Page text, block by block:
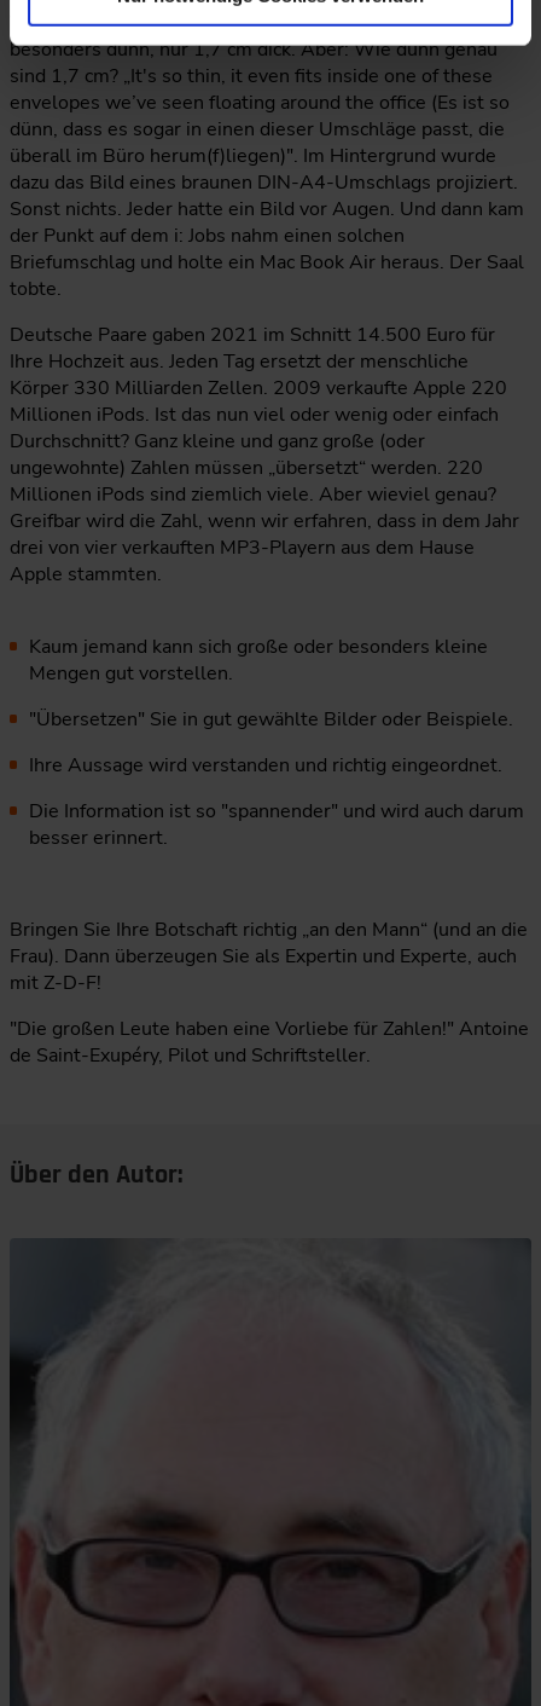
Vorstellung des ersten Mac Book Air. Das "Air" war
besonders dünn, nur 1,7 cm dick. Aber: Wie dünn genau
sind 1,7 cm? „It's so thin, it even fits inside one of these
envelopes we’ve seen floating around the office (Es ist so
dünn, dass es sogar in einen dieser Umschläge passt, die
überall im Büro herum(f)liegen)". Im Hintergrund wurde
dazu das Bild eines braunen DIN-A4-Umschlags projiziert.
Sonst nichts. Jeder hatte ein Bild vor Augen. Und dann kam
der Punkt auf dem i: Jobs nahm einen solchen
Briefumschlag und holte ein Mac Book Air heraus. Der Saal
tobte.
Deutsche Paare gaben 2021 im Schnitt 14.500 Euro für
Ihre Hochzeit aus. Jeden Tag ersetzt der menschliche
Körper 330 Milliarden Zellen. 2009 verkaufte Apple 220
Millionen iPods. Ist das nun viel oder wenig oder einfach
Durchschnitt? Ganz kleine und ganz große (oder
ungewohnte) Zahlen müssen „übersetzt“ werden. 220
Millionen iPods sind ziemlich viele. Aber wieviel genau?
Greifbar wird die Zahl, wenn wir erfahren, dass in dem Jahr
drei von vier verkauften MP3-Playern aus dem Hause
Apple stammten.
Kaum jemand kann sich große oder besonders kleine
Mengen gut vorstellen.
"Übersetzen" Sie in gut gewählte Bilder oder Beispiele.
Ihre Aussage wird verstanden und richtig eingeordnet.
Die Information ist so "spannender" und wird auch darum
besser erinnert.
Bringen Sie Ihre Botschaft richtig „an den Mann“ (und an die
Frau). Dann überzeugen Sie als Expertin und Experte, auch
mit Z-D-F!
"Die großen Leute haben eine Vorliebe für Zahlen!" Antoine
de Saint-Exupéry, Pilot und Schriftsteller.
Über den Autor: